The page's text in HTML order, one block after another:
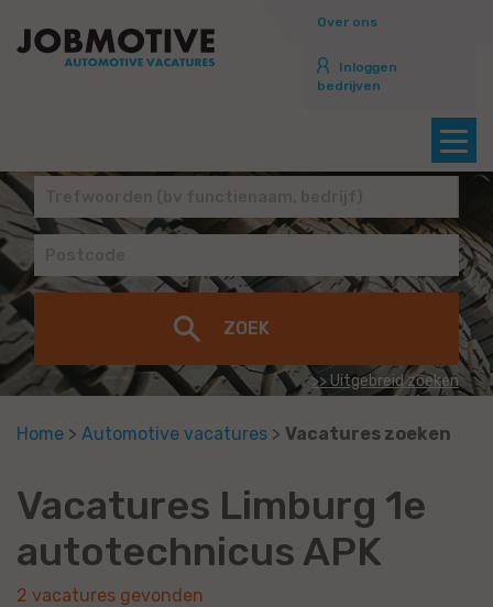
Over ons
Inloggen
bedrijven
>> Uitgebreid zoeken
Home > Automotive vacatures > Vacatures zoeken
Vacatures Limburg 1e
autotechnicus APK
2 vacatures gevonden